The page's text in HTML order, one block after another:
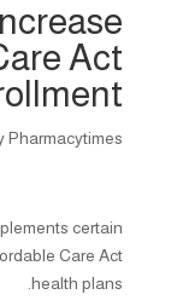
Act
Pharmacytimes
certain
Care Act
health plans.